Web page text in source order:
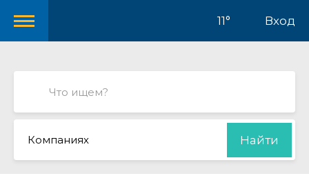
11° Вход
Компаниях Найти